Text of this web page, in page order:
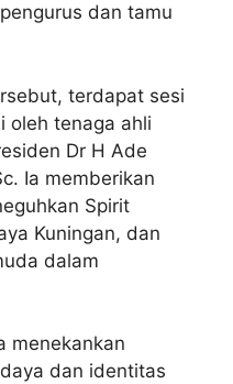
dan tamu
terdapat sesi
oleh tenaga ahli
Dr H Ade
Ia memberikan
Spirit
Kuningan, dan
dalam
menekankan
dan identitas